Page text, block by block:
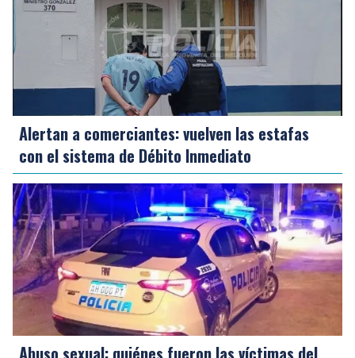
Alertan a comerciantes: vuelven las estafas
con el sistema de Débito Inmediato
Abuso sexual: quiénes fueron las víctimas del